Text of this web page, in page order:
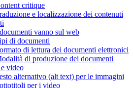
critique
e localizzazione dei contenuti
vanno sul web
di documenti
di lettura dei documenti elettronici
di produzione dei documenti
video
alternativo (alt text) per le immagini
per i video